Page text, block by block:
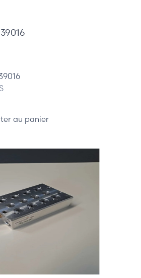
au panier